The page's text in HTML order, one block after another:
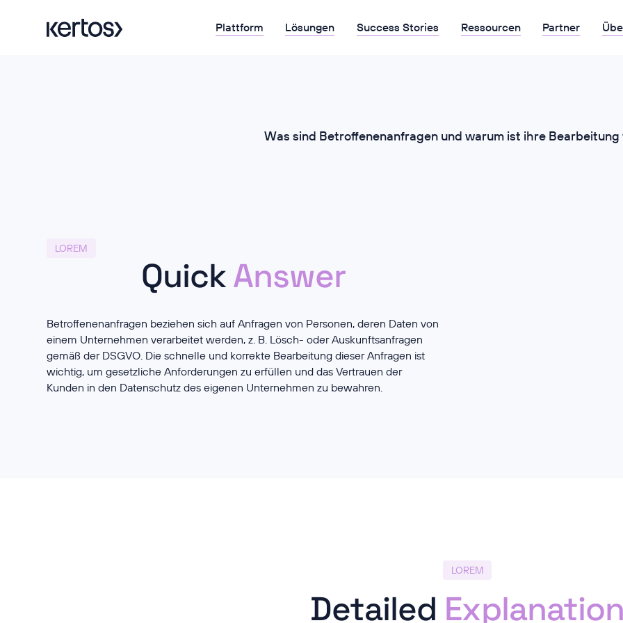
Plattform Lösungen Success Stories Ressourcen Partner
Was sind Betroffenenanfragen und warum ist ihre
LOREM
QuickAnswer
Betroffenenanfragen beziehen sich auf Anfragen von Personen, deren Daten von
einem Unternehmen verarbeitet werden, z. B. Lösch- oder Auskunftsanfragen
gemäß der DSGVO. Die schnelle und korrekte Bearbeitung dieser Anfragen ist
wichtig, um gesetzliche Anforderungen zu erfüllen und das Vertrauen der
Kunden in den Datenschutz des eigenen Unternehmen zu bewahren.
LOREM
Detailed